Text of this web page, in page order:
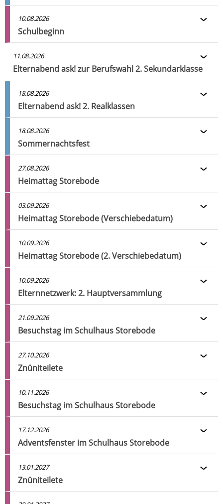
10.08.2026
Schulbeginn
11.08.2026
Elternabend ask! zur Berufswahl 2. Sekundarklasse
18.08.2026
Elternabend ask! 2. Realklassen
18.08.2026
Sommernachtsfest
27.08.2026
Heimattag Storebode
03.09.2026
Heimattag Storebode (Verschiebedatum)
10.09.2026
Heimattag Storebode (2. Verschiebedatum)
10.09.2026
Elternnetzwerk: 2. Hauptversammlung
21.09.2026
Besuchstag im Schulhaus Storebode
27.10.2026
Znüniteilete
10.11.2026
Besuchstag im Schulhaus Storebode
17.12.2026
Adventsfenster im Schulhaus Storebode
13.01.2027
Znüniteilete